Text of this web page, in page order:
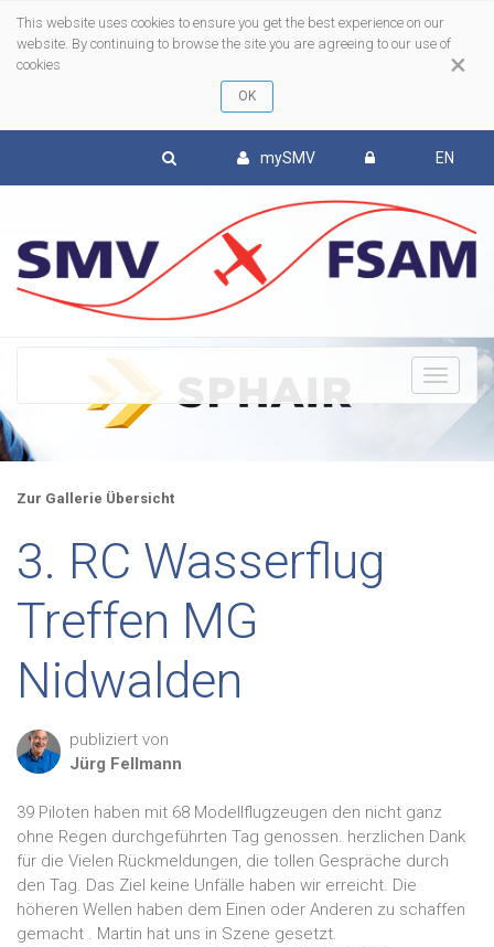
×
This website uses cookies to ensure you get the best experience on our
website. By continuing to browse the site you are agreeing to our use of
cookies
mySMV EN
Zur Gallerie Übersicht
3. RC Wasserflug
Treffen MG
Nidwalden
publiziert von
Jürg Fellmann
39 Piloten haben mit 68 Modellflugzeugen den nicht ganz
ohne Regen durchgeführten Tag genossen. herzlichen Dank
für die Vielen Rückmeldungen, die tollen Gespräche durch
den Tag. Das Ziel keine Unfälle haben wir erreicht. Die
höheren Wellen haben dem Einen oder Anderen zu schaffen
gemacht . Martin hat uns in Szene gesetzt.